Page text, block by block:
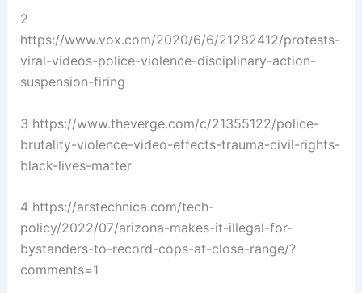
2
https://www.vox.com/2020/6/6/21282412/protests-
viral-videos-police-violence-disciplinary-action-
suspension-firing
3 https://www.theverge.com/c/21355122/police-
brutality-violence-video-effects-trauma-civil-rights-
black-lives-matter
4 https://arstechnica.com/tech-
policy/2022/07/arizona-makes-it-illegal-for-
bystanders-to-record-cops-at-close-range/?
comments=1